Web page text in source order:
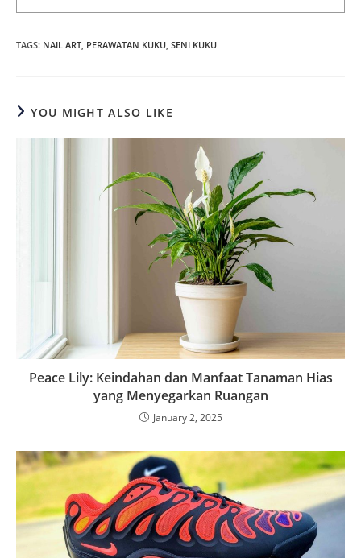
TAGS: NAIL ART, PERAWATAN KUKU, SENI KUKU
YOU MIGHT ALSO LIKE
Peace Lily: Keindahan dan Manfaat Tanaman Hias
yang Menyegarkan Ruangan
January 2, 2025